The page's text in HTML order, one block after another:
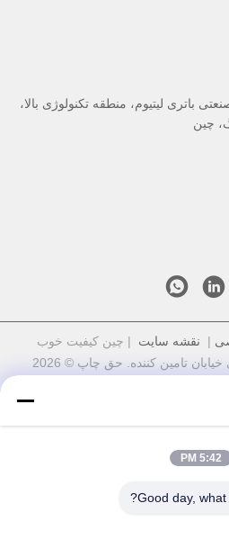
باتری لیتیوم، منطقه تکنولوژی بالا،
چین
| نقشه سایت | چین کیفیت خوب
باتری لیتیوم چراغ خورشیدی خیابان تامین کننده. حق چاپ © 2026
5:42 PM
Good day, what